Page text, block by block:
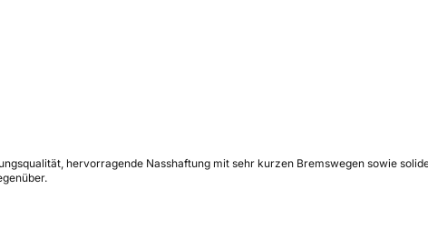
hervorragende Nasshaftung mit sehr kurzen Bremswegen sowie